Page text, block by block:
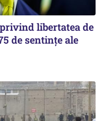
libertatea de
de sentințe ale